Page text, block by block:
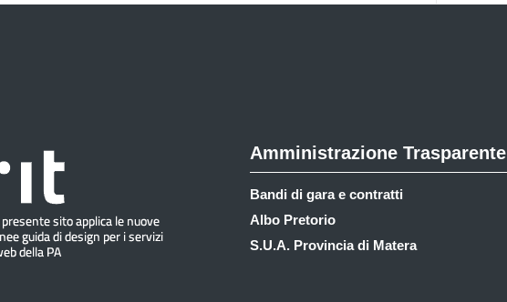
Amministrazione Trasparente
Bandi di gara e contratti
Albo Pretorio
S.U.A. Provincia di Matera